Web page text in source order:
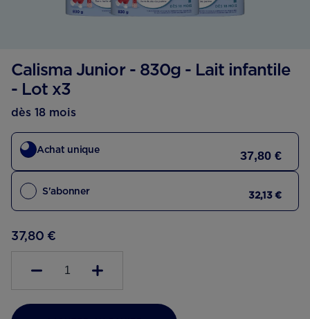
Calisma Junior - 830g - Lait infantile
- Lot x3
dès 18 mois
Achat unique 37,80 €
S'abonner 32,13 €
37,80 €
1